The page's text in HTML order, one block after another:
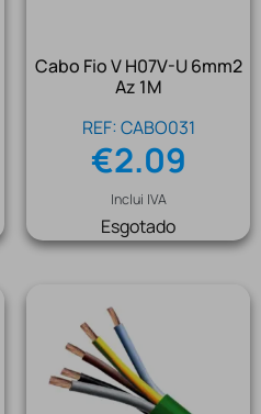
Cabo Fio V H07V-U 6mm2
Az 1M
REF: CABO031
€2.09
Inclui IVA
Esgotado